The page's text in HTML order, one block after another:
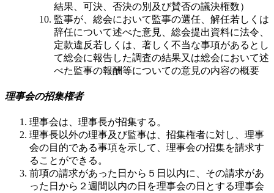
結果、可決、否決の別及び賛否の議決権数）
監事が、総会において監事の選任、解任若しくは
辞任について述べた意見、総会提出資料に法令、
定款違反若しくは、著しく不当な事項があるとし
て総会に報告した調査の結果又は総会において述
べた監事の報酬等についての意見の内容の概要
理事会の招集権者
理事会は、理事長が招集する。
理事長以外の理事及び監事は、招集権者に対し、理事
会の目的である事項を示して、理事会の招集を請求す
ることができる。
前項の請求があった日から５日以内に、その請求があ
った日から２週間以内の日を理事会の日とする理事会